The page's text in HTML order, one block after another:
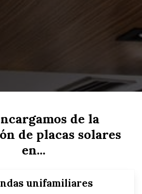
de la
de placas solares
en...
unifamiliares